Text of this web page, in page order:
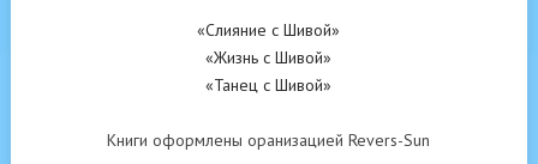
«Слияние с Шивой»
«Жизнь с Шивой»
«Танец с Шивой»
Книги оформлены оранизацией Revers-Sun